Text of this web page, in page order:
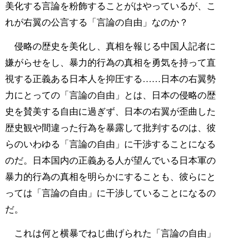
美化する言論を粉飾することがはやっているが、こ
れが右翼の公言する「言論の自由」なのか？
侵略の歴史を美化し、真相を報じる中国人記者に
嫌がらせをし、暴力的行為の真相を勇気を持って直
視する正義ある日本人を抑圧する……日本の右翼勢
力にとっての「言論の自由」とは、日本の侵略の歴
史を賛美する自由に過ぎず、日本の右翼が歪曲した
歴史観や間違った行為を暴露して批判するのは、彼
らのいわゆる「言論の自由」に干渉することになる
のだ。日本国内の正義ある人が望んでいる日本軍の
暴力的行為の真相を明らかにすることも、彼らにと
っては「言論の自由」に干渉していることになるの
だ。
これは何と横暴でねじ曲げられた「言論の自由」